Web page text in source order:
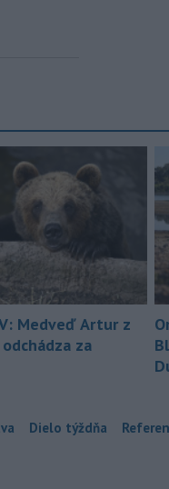
Medveď Artur z
za
Dielo týždňa